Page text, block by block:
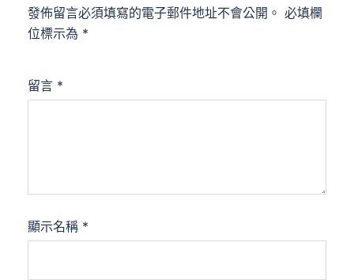
發佈留言必須填寫的電子郵件地址不會公開。 必填欄
位標示為 *
留言 *
顯示名稱 *